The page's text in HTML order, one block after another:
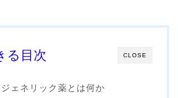
CLOSE
る目次
ェネリック薬とは何か